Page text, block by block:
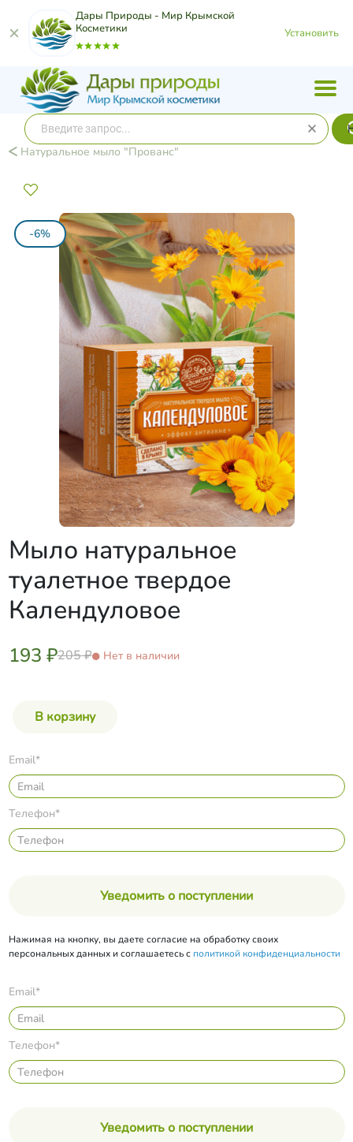
Дары Природы - Мир Крымской
Косметики
Установить
Натуральное мыло "Прованс"
-6%
Мыло натуральное
туалетное твердое
Календуловое
193 ₽205 ₽ Нет в наличии
Email*
Телефон*
Уведомить о поступлении
Нажимая на кнопку, вы даете согласие на обработку своих
персональных данных и соглашаетесь с политикой конфиденциальности
Email*
Телефон*
Уведомить о поступлении